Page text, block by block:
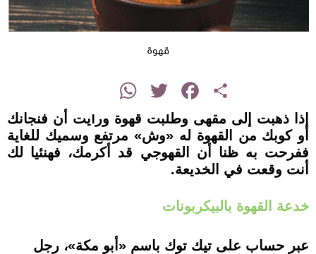
قهوة
Share
Facebook
Twitter
WhatsApp
إذا ذهبت إلى مقهى وطلبت قهوة ورأيت أن فنجانك
أو كوبك من القهوة له «وش» مرتفع وسميك للغاية
ففرحت به ظنا أن القهوجي قد أكرمك، فهنئيا لك
أنت وقعت في الخديعة.
خدعة القهوة بالبيكربونات
عبر حساب على تيك توك باسم «أبو مكة»، رجل